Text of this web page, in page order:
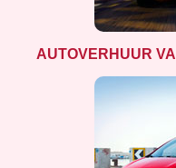
AUTOVERHUUR